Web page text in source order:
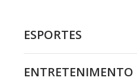
ESPORTES
ENTRETENIMENTO